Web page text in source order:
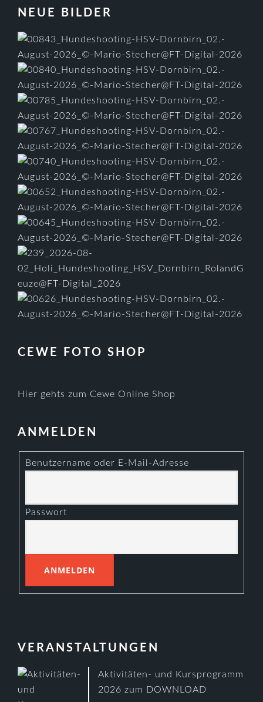
FOOTER
NEUE BILDER
CEWE FOTO SHOP
Hier gehts zum Cewe Online Shop
ANMELDEN
Benutzername oder E-Mail-Adresse
Passwort
VERANSTALTUNGEN
Aktivitäten- und Kursprogramm
2026 zum DOWNLOAD